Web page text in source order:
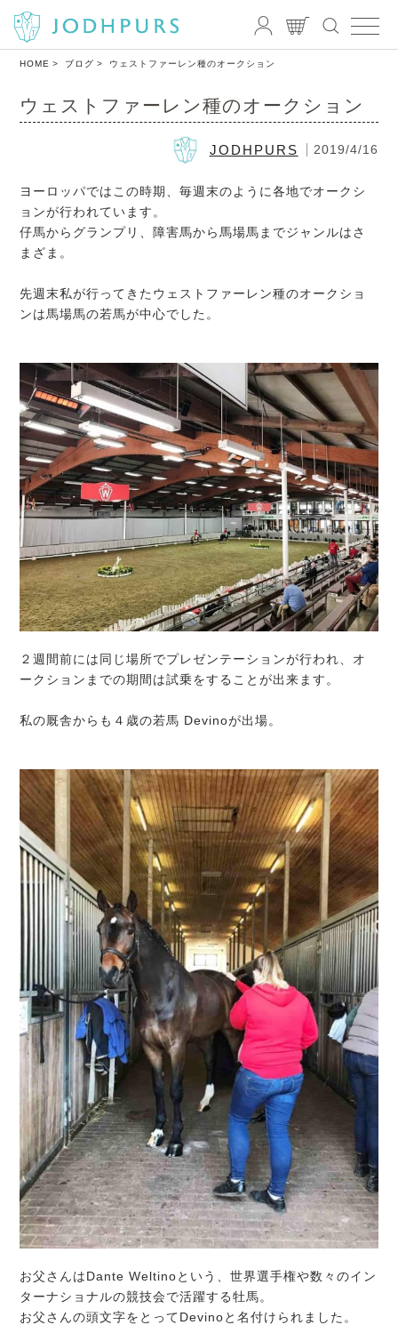
HOME ブログ ウェストファーレン種のオークション
ウェストファーレン種のオークション
JODHPURS 2019/4/16
ヨーロッパではこの時期、毎週末のように各地でオークシ
ョンが行われています。
仔馬からグランプリ、障害馬から馬場馬までジャンルはさ
まざま。
先週末私が行ってきたウェストファーレン種のオークショ
ンは馬場馬の若馬が中心でした。
２週間前には同じ場所でプレゼンテーションが行われ、オ
ークションまでの期間は試乗をすることが出来ます。
私の厩舎からも４歳の若馬 Devinoが出場。
お父さんはDante Weltinoという、世界選手権や数々のイン
ターナショナルの競技会で活躍する牡馬。
お父さんの頭文字をとってDevinoと名付けられました。